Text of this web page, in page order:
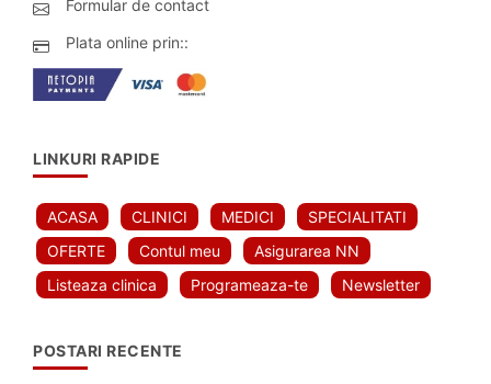
Formular de contact
Plata online prin::
LINKURI RAPIDE
ACASA CLINICI MEDICI
SPECIALITATI
OFERTE
Contul meu
Asigurarea NN
Listeaza clinica
Programeaza-te Newsletter
POSTARI RECENTE